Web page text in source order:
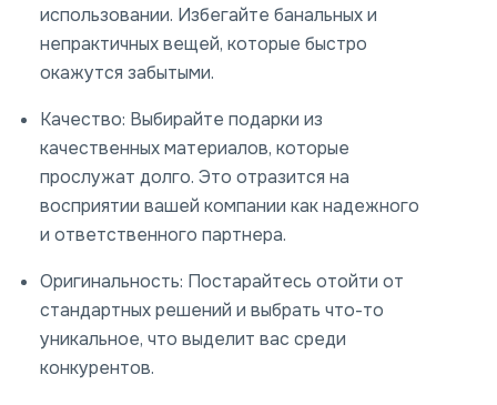
использовании. Избегайте банальных и
непрактичных вещей, которые быстро
окажутся забытыми.
Качество: Выбирайте подарки из
качественных материалов, которые
прослужат долго. Это отразится на
восприятии вашей компании как надежного
и ответственного партнера.
Оригинальность: Постарайтесь отойти от
стандартных решений и выбрать что-то
уникальное, что выделит вас среди
конкурентов.